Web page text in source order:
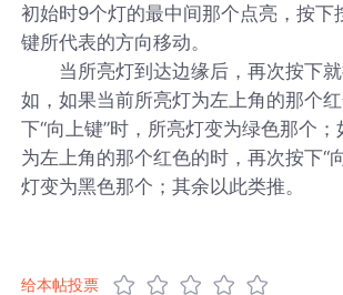
初始时9个灯的最中间那个点亮，按下
键所代表的方向移动。
当所亮灯到达边缘后，再次按下就
如，如果当前所亮灯为左上角的那个
下“向上键”时，所亮灯变为绿色那个
为左上角的那个红色的时，再次按下“
灯变为黑色那个；其余以此类推。
给本帖投票